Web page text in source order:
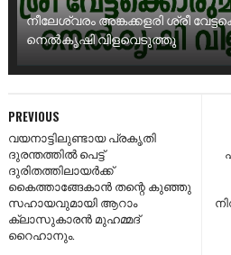
നീലേശ്വരം അങ്കക്കളരി ശ്രീ
നെൽകൃഷി വിളവെടുത്തു
PREVIOUS
വയനാട്ടിലുണ്ടായ പ്രകൃതി
ദുരന്തത്തിൽ പെട്ട്
ദുരിതത്തിലായർക്ക്
കൈത്താങ്ങേകാൻ തന്റെ കുഞ്ഞു
സഹായവുമായി ആറാം
ക്ലാസുകാരൻ മുഹമ്മദ്
റൈഹാനും.